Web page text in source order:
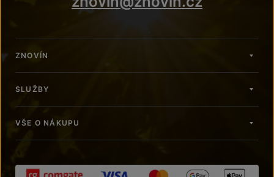
ZNOVÍN
SLUŽBY
VŠE O NÁKUPU